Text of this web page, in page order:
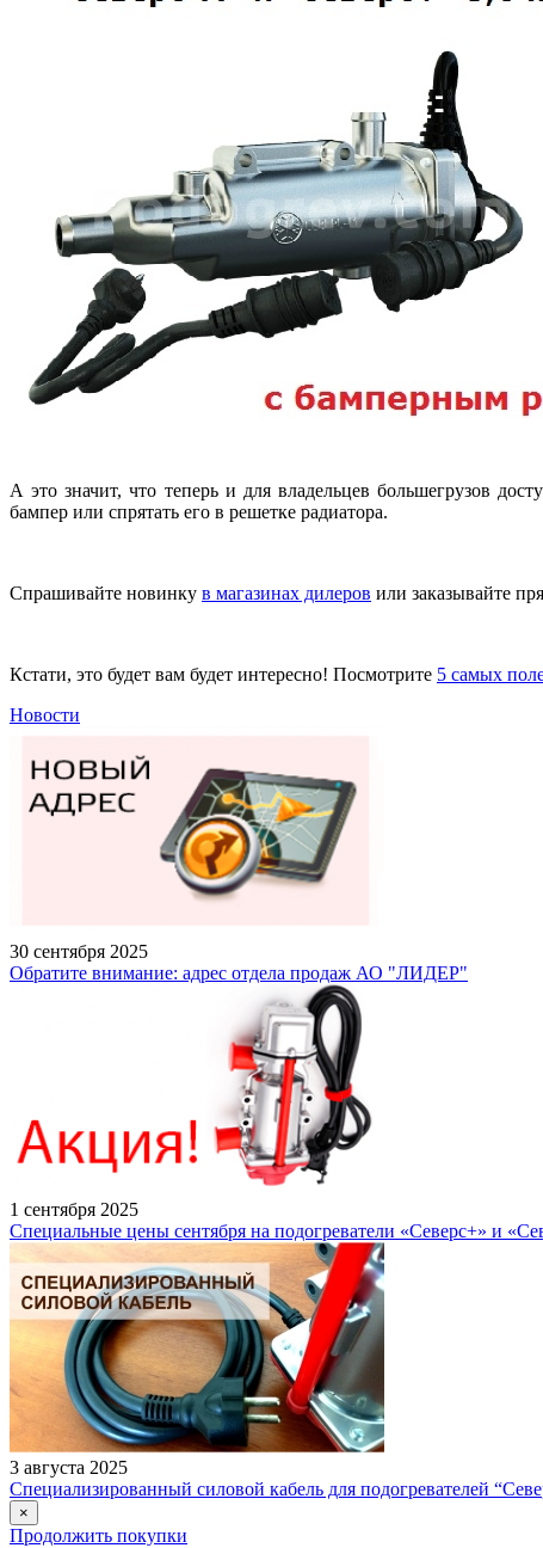
А это значит, что теперь и для владельцев большегрузов
бампер или спрятать его в решетке радиатора.
Спрашивайте новинку в магазинах дилеров или заказывайте
Кстати, это будет вам будет интересно! Посмотрите 5 самых
Новости
30 сентября 2025
Обратите внимание: адрес отдела продаж АО "ЛИДЕР"
1 сентября 2025
Специальные цены сентября на подогреватели «Северс+» и
3 августа 2025
Специализированный силовой кабель для подогревателей
×
Продолжить покупки